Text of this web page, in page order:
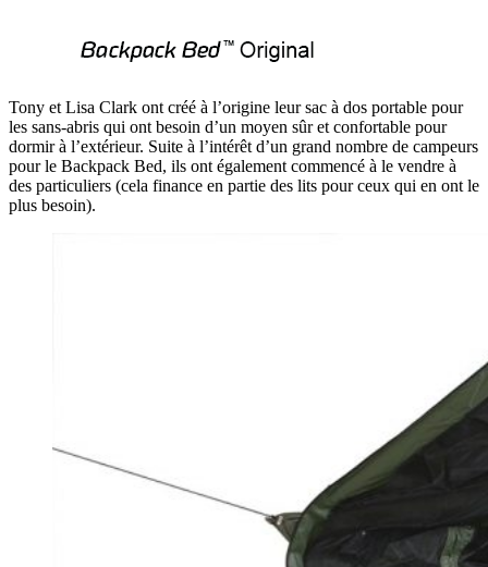
Tony et Lisa Clark ont ​​créé à l’origine leur sac à dos portable pour
les sans-abris qui ont besoin d’un moyen sûr et confortable pour
dormir à l’extérieur. Suite à l’intérêt d’un grand nombre de campeurs
pour le Backpack Bed, ils ont également commencé à le vendre à
des particuliers (cela finance en partie des lits pour ceux qui en ont le
plus besoin).